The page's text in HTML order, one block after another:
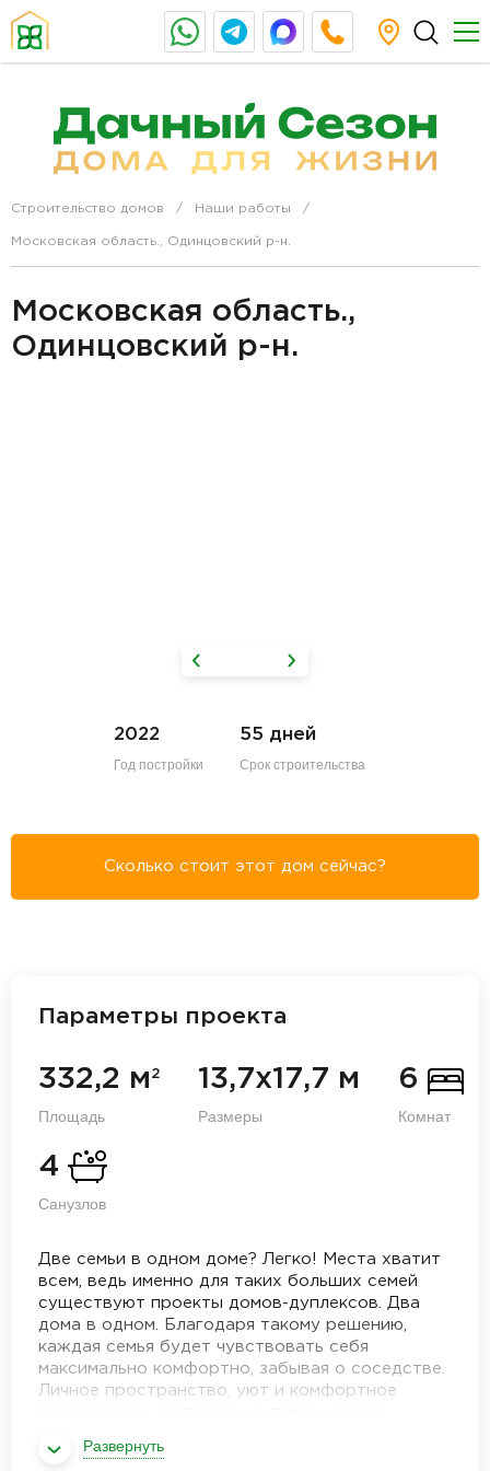
Строительство домов Наши работы
Московская область., Одинцовский р-н.
Московская область.,
Одинцовский р-н.
2022
Год постройки
55 дней
Срок строительства
Сколько стоит этот дом сейчас?
Параметры проекта
332,2 м 2
Площадь
13,7х17,7 м
Размеры
6
Комнат
4
Санузлов
Две семьи в одном доме? Легко! Места хватит
всем, ведь именно для таких больших семей
существуют проекты домов-дуплексов. Два
дома в одном. Благодаря такому решению,
каждая семья будет чувствовать себя
максимально комфортно, забывая о соседстве.
Личное пространство, уют и комфортное
достопримечательностью поселка и привлечет
Развернуть